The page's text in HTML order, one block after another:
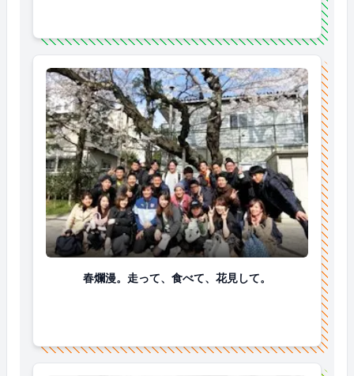
春爛漫。走って、食べて、花見して。